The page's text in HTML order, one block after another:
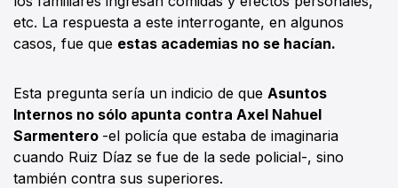
etc. La respuesta a este interrogante, en algunos
casos, fue que estas academias no se hacían.
Esta pregunta sería un indicio de que Asuntos
Internos no sólo apunta contra Axel Nahuel
Sarmentero -el policía que estaba de imaginaria
cuando Ruiz Díaz se fue de la sede policial-, sino
también contra sus superiores.